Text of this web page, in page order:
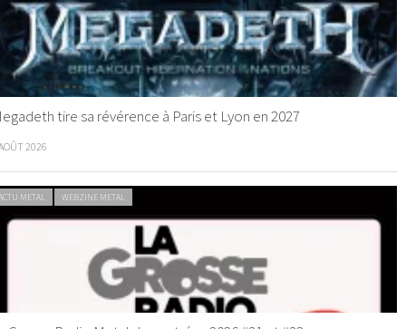
tire sa révérence à Paris et Lyon en 2027
2026
METAL WEBZINE METAL